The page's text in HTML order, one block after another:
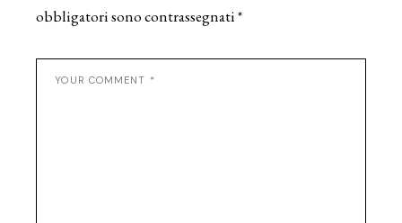
obbligatori sono contrassegnati*